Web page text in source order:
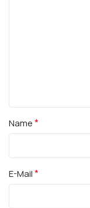
Name*
E-Mail*